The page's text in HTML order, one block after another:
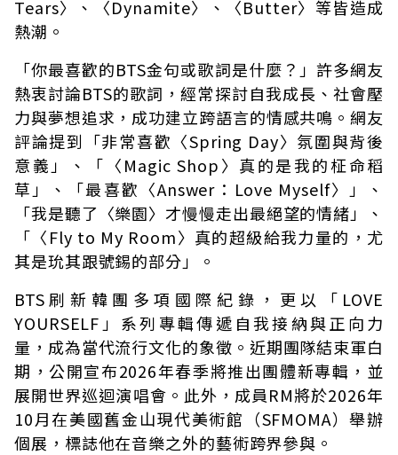
Tears〉、〈Dynamite〉、〈Butter〉等皆造成
熱潮。
「你最喜歡的BTS金句或歌詞是什麼？」許多網友
熱衷討論BTS的歌詞，經常探討自我成長、社會壓
力與夢想追求，成功建立跨語言的情感共鳴。網友
評論提到「非常喜歡〈Spring Day〉氛圍與背後
意義」、「〈Magic Shop〉真的是我的柾命稻
草」、「最喜歡〈Answer：Love Myself〉」、
「我是聽了〈樂園〉才慢慢走出最絕望的情緒」、
「〈Fly to My Room〉真的超級給我力量的，尤
其是玧其跟號錫的部分」。
BTS刷新韓團多項國際紀錄，更以「LOVE
YOURSELF」系列專輯傳遞自我接納與正向力
量，成為當代流行文化的象徵。近期團隊結束軍白
期，公開宣布2026年春季將推出團體新專輯，並
展開世界巡迴演唱會。此外，成員RM將於2026年
10月在美國舊金山現代美術館（SFMOMA）舉辦
個展，標誌他在音樂之外的藝術跨界參與。